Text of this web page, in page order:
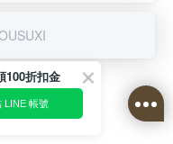
100折扣金
LINE 帳號